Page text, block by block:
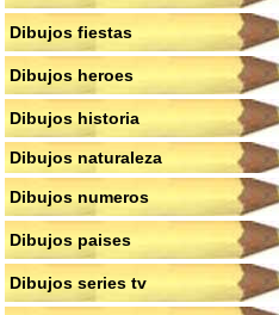
Dibujos fiestas
Dibujos heroes
Dibujos historia
Dibujos naturaleza
Dibujos numeros
Dibujos paises
Dibujos series tv